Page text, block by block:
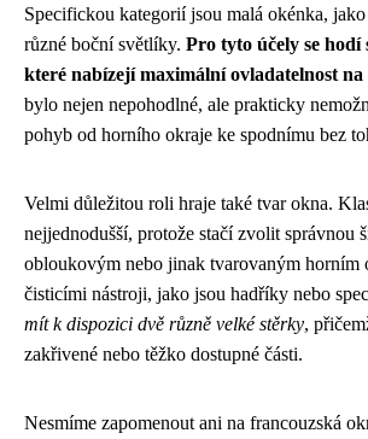
Specifickou kategorií jsou malá okénka,
různé boční světlíky. Pro tyto účely se
které nabízejí maximální ovladatelnost na
bylo nejen nepohodlné, ale prakticky
pohyb od horního okraje ke spodnímu bez
Velmi důležitou roli hraje také tvar okna.
nejjednodušší, protože stačí zvolit správnou
obloukovým nebo jinak tvarovaným horním
čisticími nástroji, jako jsou hadříky nebo
mít k dispozici dvě různě velké stěrky,
zakřivené nebo těžko dostupné části.
Nesmíme zapomenout ani na francouzská